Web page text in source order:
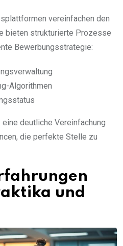
vereinfachen den
bieten strukturierte Prozesse
Bewerbungsstrategie:
Algorithmen
deutliche Vereinfachung
die perfekte Stelle zu
und